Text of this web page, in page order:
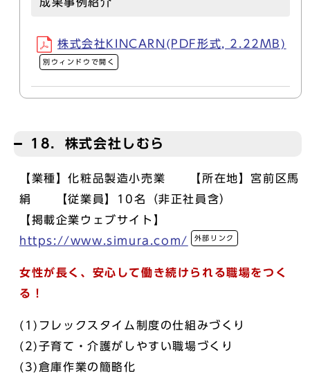
株式会社KINCARN(PDF形式, 2.22MB)
別ウィンドウで開く
18．株式会社しむら
【業種】化粧品製造小売業 【所在地】宮前区馬
絹 【従業員】10名（非正社員含）
【掲載企業ウェブサイト】
https://www.simura.com/
外部リンク
女性が長く、安心して働き続けられる職場をつく
る！
(1)フレックスタイム制度の仕組みづくり
(2)子育て・介護がしやすい職場づくり
(3)倉庫作業の簡略化